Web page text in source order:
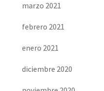
marzo 2021
febrero 2021
enero 2021
diciembre 2020